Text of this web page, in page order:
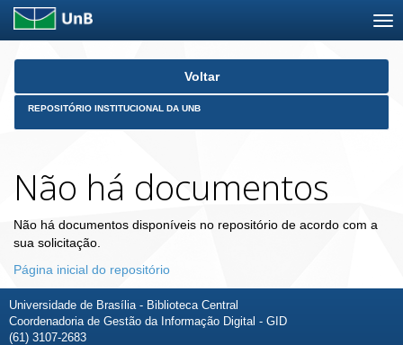
Skip
Voltar
REPOSITÓRIO INSTITUCIONAL DA UNB
Não há documentos
Não há documentos disponíveis no repositório de acordo com a
sua solicitação.
Página inicial do repositório
Universidade de Brasília - Biblioteca Central
Coordenadoria de Gestão da Informação Digital - GID
(61) 3107-2683